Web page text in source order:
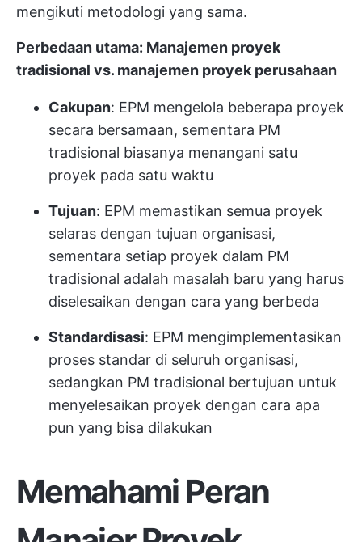
mengikuti metodologi yang sama.
Perbedaan utama: Manajemen proyek
tradisional vs. manajemen proyek perusahaan
Cakupan: EPM mengelola beberapa proyek
secara bersamaan, sementara PM
tradisional biasanya menangani satu
proyek pada satu waktu
Tujuan: EPM memastikan semua proyek
selaras dengan tujuan organisasi,
sementara setiap proyek dalam PM
tradisional adalah masalah baru yang harus
diselesaikan dengan cara yang berbeda
Standardisasi: EPM mengimplementasikan
proses standar di seluruh organisasi,
sedangkan PM tradisional bertujuan untuk
menyelesaikan proyek dengan cara apa
pun yang bisa dilakukan
Memahami Peran